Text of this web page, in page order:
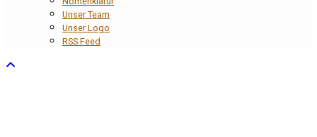
Unser Team
Unser Logo
RSS Feed